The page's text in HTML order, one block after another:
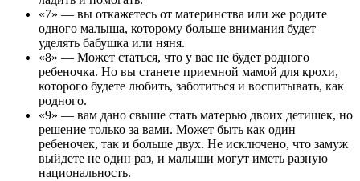
«7» — вы откажетесь от материнства или же родите
одного малыша, которому больше внимания будет
уделять бабушка или няня.
«8» — Может статься, что у вас не будет родного
ребеночка. Но вы станете приемной мамой для крохи,
которого будете любить, заботиться и воспитывать, как
родного.
«9» — вам дано свыше стать матерью двоих детишек, но
решение только за вами. Может быть как один
ребеночек, так и больше двух. Не исключено, что замуж
выйдете не один раз, и малыши могут иметь разную
национальность.